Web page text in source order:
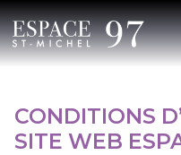
CONDITIONS
SITE WEB